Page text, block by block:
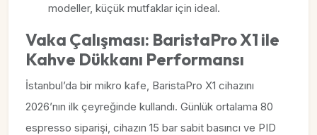
modeller, küçük mutfaklar için ideal.
Vaka Çalışması: BaristaPro X1 ile
Kahve Dükkanı Performansı
İstanbul’da bir mikro kafe, BaristaPro X1 cihazını
2026’nın ilk çeyreğinde kullandı. Günlük ortalama 80
espresso siparişi, cihazın 15 bar sabit basıncı ve PID